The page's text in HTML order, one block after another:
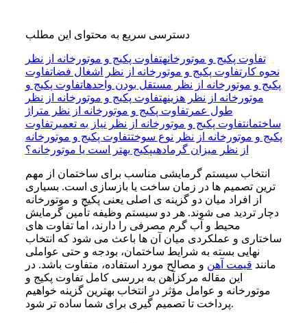
دسترسی سریع به محتوای این مطلب
تفاوت پکیج و موتورخانهتفاوت پکیج و موتورخانه از نظر
نحوه کارتفاوت پکیج و موتورخانه از نظر اشغال فضاتفاوت
پکیج و موتورخانه از نظر مستقل بودن واحدهاتفاوت پکیج و
موتورخانه از نظر هزینهتفاوت پکیج و موتورخانه از نظر
طول عمرتفاوت پکیج و موتورخانه از نظر متراژ
ساختمانتفاوت پکیج و موتورخانه از نظر نیاز به تعمیرتفاوت
پکیج و موتورخانه از نظر نوع سوختتفاوت پکیج و موتورخانه
از نظر میزان گرمادهیپکیج بهتر است یا موتورخانه؟
انتخاب سیستم گرمایشی مناسب برای ساختمان از مهم
‌ترین تصمیم‌ ها در زمان ساخت یا بازسازی است. بسیاری
از افراد میان دو گزینه‌ ی اصلی یعنی پکیج و موتورخانه
دچار تردید می ‌شوند. هر دو سیستم وظیفه تأمین گرمایش
محیط و آب گرم مصرفی را دارند، اما تفاوت ‌های
ساختاری و عملکردی میان آن‌ ها باعث می‌ شود که انتخاب
نهایی بسته به شرایط ساختمان، بودجه و حتی عواملی
مانند قیمت آهن و مصالح مورد استفاده، متفاوت باشد. در
این مقاله مرکزآهن به بررسی کامل تفاوت پکیج و
موتورخانه و عوامل مؤثر در انتخاب بهترین گزینه خواهیم
پرداخت تا تصمیم‌ گیری برای شما ساده‌ تر شود.